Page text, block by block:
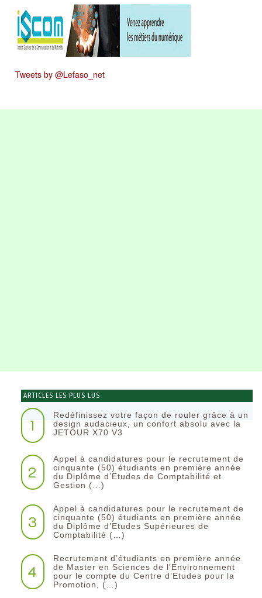
Tweets by @Lefaso_net
ARTICLES LES PLUS LUS
1
Redéfinissez votre façon de rouler grâce à un
design audacieux, un confort absolu avec la
JETOUR X70 V3
2
Appel à candidatures pour le recrutement de
cinquante (50) étudiants en première année
du Diplôme d’Etudes de Comptabilité et
Gestion (…)
3
Appel à candidatures pour le recrutement de
cinquante (50) étudiants en première année
du Diplôme d’Etudes Supérieures de
Comptabilité (…)
4
Recrutement d’étudiants en première année
de Master en Sciences de l’Environnement
pour le compte du Centre d’Etudes pour la
Promotion, (…)